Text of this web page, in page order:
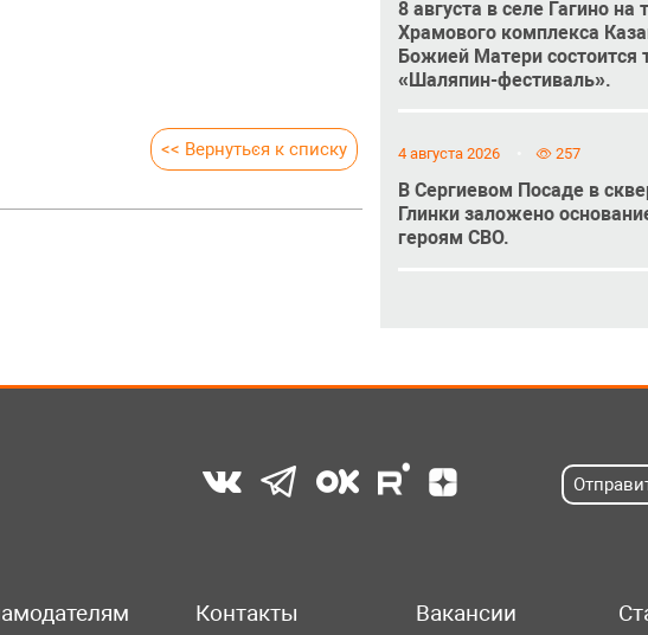
<< Вернуться к списку
8 августа в селе Гагино на
Храмового комплекса
Божией Матери состоится
«Шаляпин-фестиваль».
4 августа 2026 257
В Сергиевом Посаде в
Глинки заложено
героям СВО.
Контакты Вакансии